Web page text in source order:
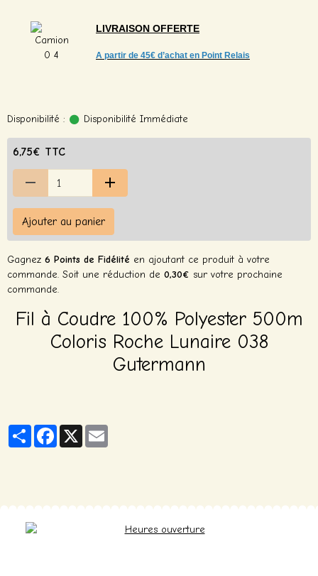
LIVRAISON OFFERTE
A partir de 45€ d’achat en Point Relais
Disponibilité : Disponibilité Immédiate
6,75€ TTC
Ajouter au panier
Gagnez 6 Points de Fidélité en ajoutant ce produit à votre
commande. Soit une réduction de 0,30€ sur votre prochaine
commande.
Fil à Coudre 100% Polyester 500m
Coloris Roche Lunaire 038
Gutermann
PartagerFacebook
X